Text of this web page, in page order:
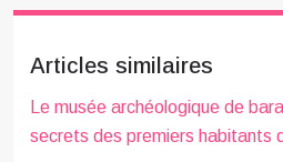
Articles similaires
Le musée archéologique de
secrets des premiers habitants